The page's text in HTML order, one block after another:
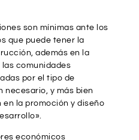
son mínimas ante los
que puede tener la
además en la
comunidades
por el tipo de
necesario, y más bien
la promoción y diseño
económicos